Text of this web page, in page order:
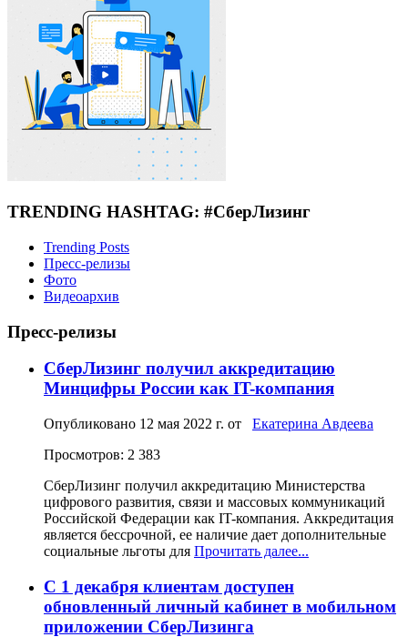
TRENDING HASHTAG: #СберЛизинг
Trending Posts
Пресс-релизы
Фото
Видеоархив
Пресс-релизы
СберЛизинг получил аккредитацию
Минцифры России как IT-компания
Опубликовано 12 мая 2022 г. от Екатерина Авдеева
Просмотров: 2 383
СберЛизинг получил аккредитацию Министерства
цифрового развития, связи и массовых коммуникаций
Российской Федерации как IT-компания. Аккредитация
является бессрочной, ее наличие дает дополнительные
социальные льготы для Прочитать далее...
С 1 декабря клиентам доступен
обновленный личный кабинет в мобильном
приложении СберЛизинга